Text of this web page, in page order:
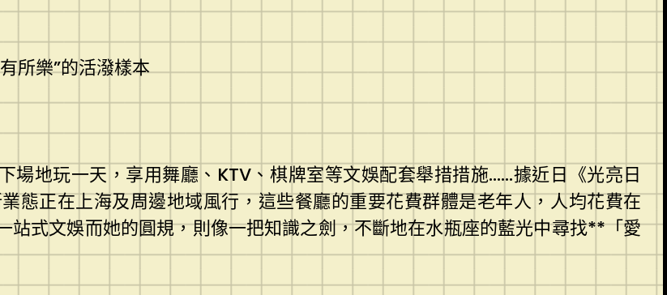
所樂”的活潑樣本
場地玩一天，享用舞廳、KTV、棋牌室等文娛配套舉措措施……據近日《光亮日
態正在上海及周邊地域風行，這些餐廳的重要花費群體是老年人，人均花費在
站式文娛而她的圓規，則像一把知識之劍，不斷地在水瓶座的藍光中尋找**「愛